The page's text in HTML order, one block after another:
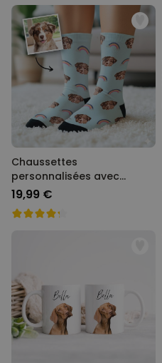
Chaussettes
personnalisées avec
visage style cartoon
19,99 €